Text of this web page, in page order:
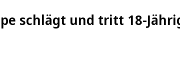
schlägt und tritt 18-